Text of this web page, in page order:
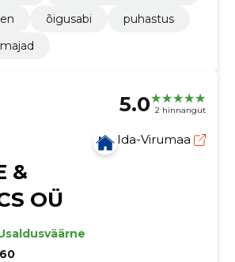
õigusabi
puhastus
majad
5.0 2 hinnangut
&
OÜ
Ida-Virumaa